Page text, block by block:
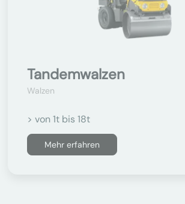
Tandemwalzen
Walzen
> von 1t bis 18t
Mehr erfahren